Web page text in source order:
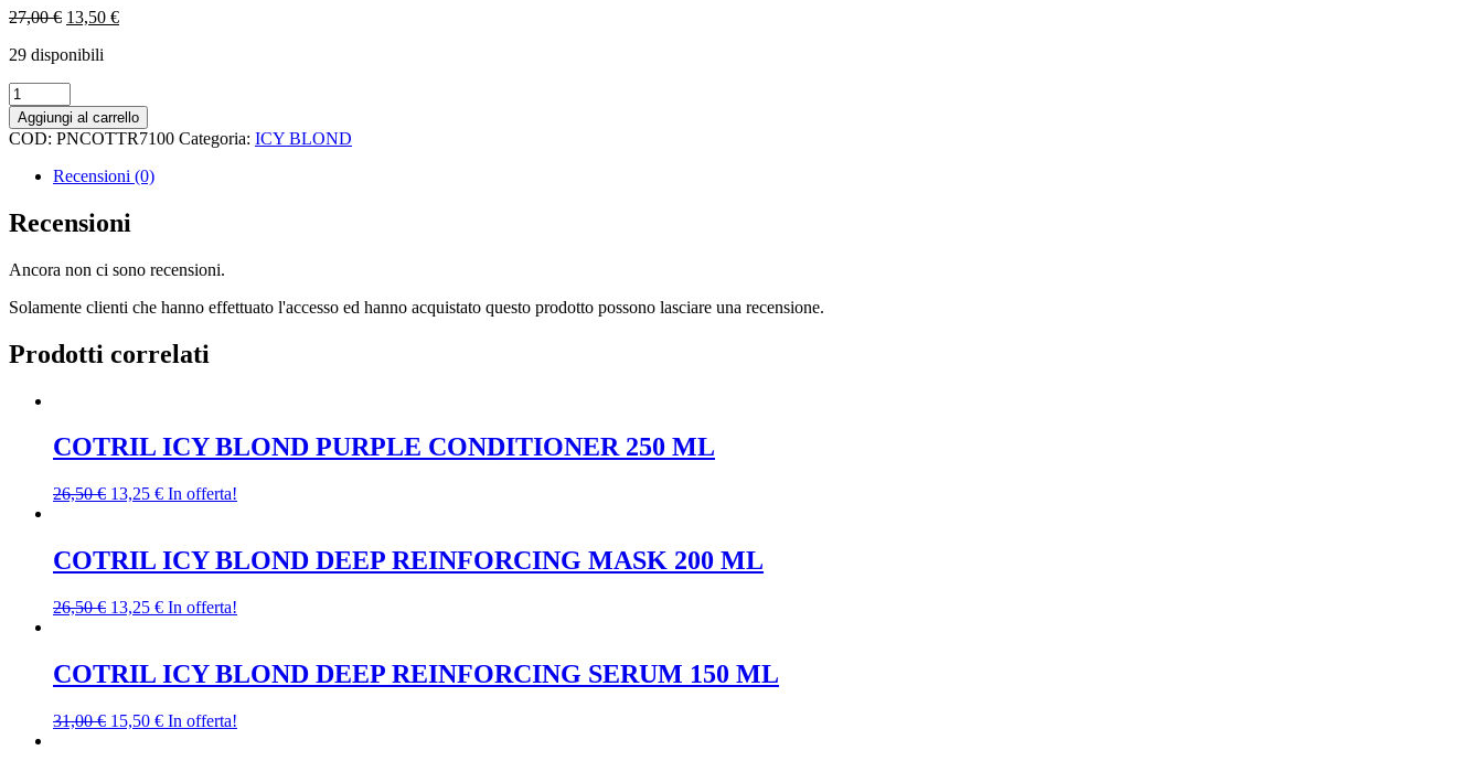
27,00€ Il
originale
13,50 €Il
29 disponibili
COTRIL
ICY
BLOND
PURPLE
MOUSSE
ML
quantità
Aggiungi al carrello
COD: PNCOTTR7100 Categoria: ICY BLOND
Recensioni (0)
Recensioni
Ancora non ci sono recensioni.
Solamente clienti che hanno effettuato l'accesso ed hanno acquistato questo prodotto possono lasciare una recensione.
Prodotti correlati
COTRIL ICY BLOND PURPLE CONDITIONER 250 ML
26,50€ Il
era:
26,50 €.
13,25 €Il
è:
13,25 €.
In offerta!
COTRIL ICY BLOND DEEP REINFORCING MASK 200 ML
26,50€ Il
era:
26,50 €.
13,25 €Il
è:
13,25 €.
In offerta!
COTRIL ICY BLOND DEEP REINFORCING SERUM 150 ML
31,00€ Il15,50 €IlIn offerta!